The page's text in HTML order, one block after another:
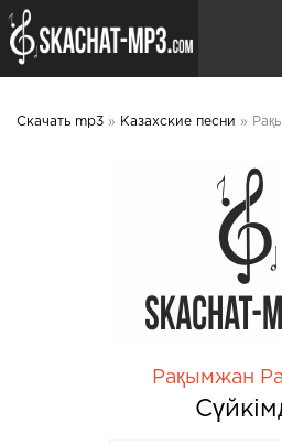
Скачать mp3 » Казахские песни »
Рақымжан